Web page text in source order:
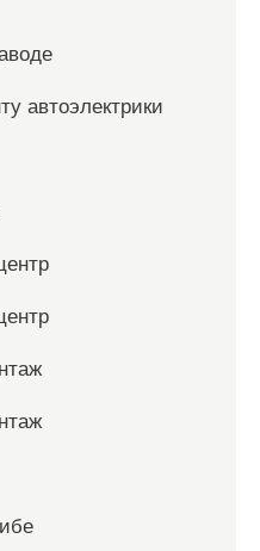
автоэлектрики